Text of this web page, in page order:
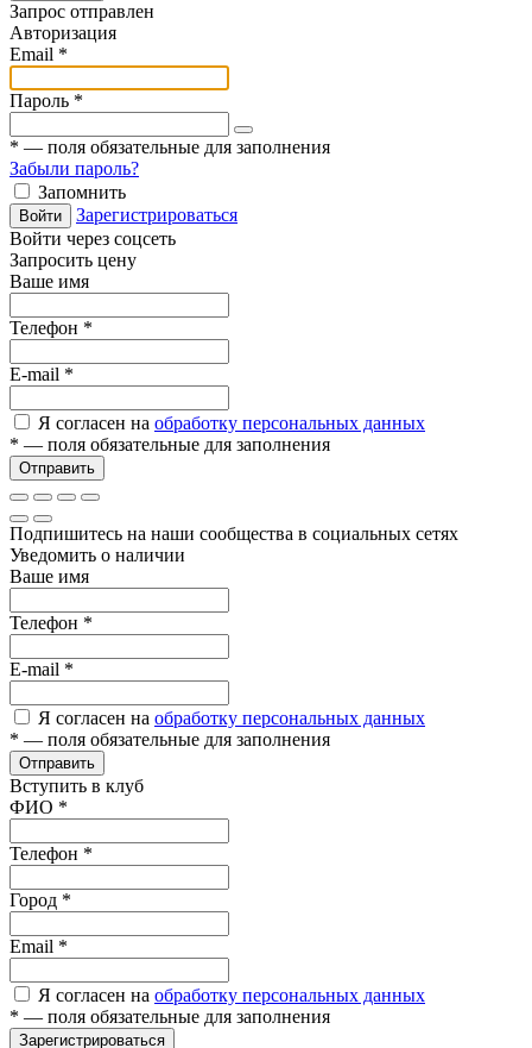
Запрос отправлен
Авторизация
Email *
Пароль *
* — поля обязательные для заполнения
Забыли пароль?
Запомнить
Войти
Зарегистрироваться
Войти через соцсеть
Запросить цену
Ваше имя
Телефон *
E-mail *
Я согласен на обработку персональных данных
* — поля обязательные для заполнения
Отправить
Подпишитесь на наши сообщества в социальных сетях
Уведомить о наличии
Ваше имя
Телефон *
E-mail *
Я согласен на обработку персональных данных
* — поля обязательные для заполнения
Отправить
Вступить в клуб
ФИО *
Телефон *
Город *
Email *
Я согласен на обработку персональных данных
* — поля обязательные для заполнения
Зарегистрироваться